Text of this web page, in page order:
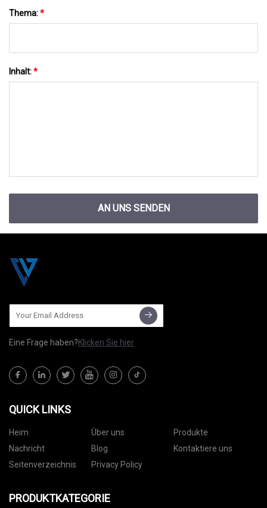
Thema:*
Inhalt:*
AN UNS SENDEN
Eine Frage haben?Klicken Sie hier
QUICK LINKS
Heim Über uns
Produkte
Nachricht
Blog
Kontaktiere uns
Seitenverzeichnis
Privacy Policy
PRODUKTKATEGORIE